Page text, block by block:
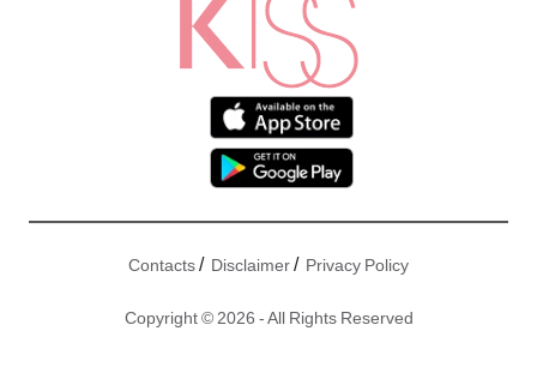
Contacts / Disclaimer / Privacy Policy
Copyright © 2026 - All Rights Reserved